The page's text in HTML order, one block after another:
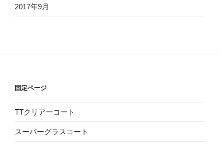
2017年9月
固定ページ
TTクリアーコート
スーパーグラスコート